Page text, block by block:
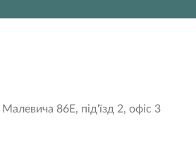
86Е, під'їзд 2, офіс 3